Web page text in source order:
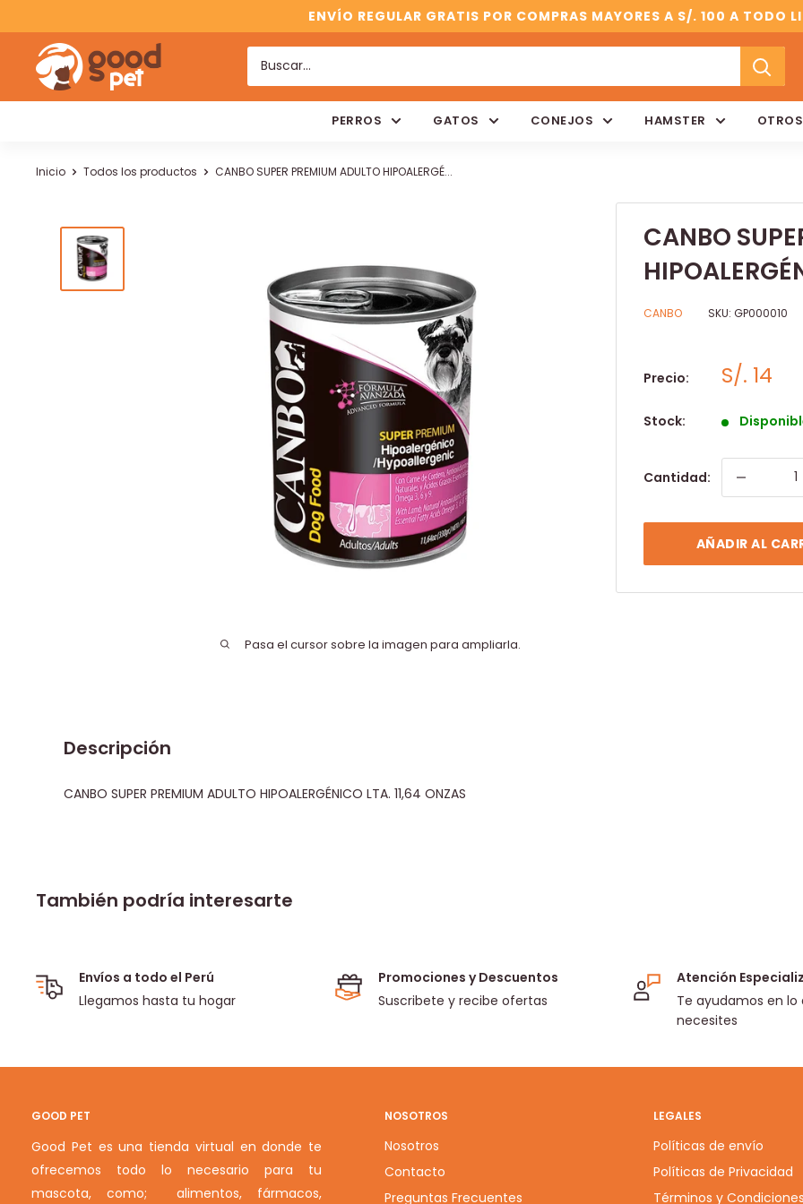
ENVÍO REGULAR GRATIS POR COMPRAS MAYORES A S/. 100 A TODO
PERROS GATOS CONEJOS HAMSTER OTROS
Inicio Todos los productos CANBO SUPER PREMIUM ADULTO HIPOALERGÉ...
Pasa el cursor sobre la imagen para ampliarla.
CANBO
CANBO SKU: GP000010
Precio: S/. 14
Stock:
Cantidad:
AÑADIR AL
Descripción
CANBO SUPER PREMIUM ADULTO HIPOALERGÉNICO LTA. 11,64 ONZAS
También podría interesarte
Envíos a todo el Perú
Llegamos hasta tu hogar
Promociones y Descuentos
Suscribete y recibe ofertas
Atención
Te ayudamos en lo
necesites
GOOD PET
Good Pet es una tienda virtual en donde te
ofrecemos todo lo necesario para tu
mascota, como; alimentos, fármacos,
NOSOTROS
Nosotros
Contacto
Preguntas Frecuentes
LEGALES
Políticas de envío
Políticas de Privacidad
Términos y Condiciones